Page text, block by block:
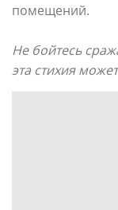
помещений.
Не бойтесь
эта стихия